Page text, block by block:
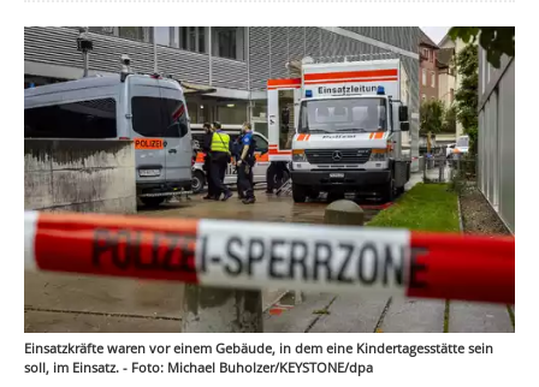
Einsatzkräfte waren vor einem Gebäude, in dem eine Kindertagesstätte sein
soll, im Einsatz. - Foto: Michael Buholzer/KEYSTONE/dpa